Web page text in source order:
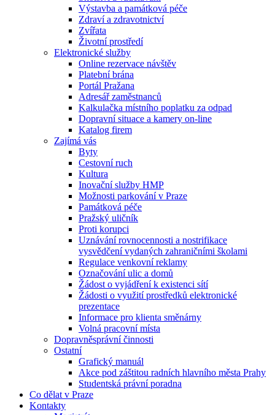
Výstavba a památková péče
Zdraví a zdravotnictví
Zvířata
Životní prostředí
Elektronické služby
Online rezervace návštěv
Platební brána
Portál Pražana
Adresář zaměstnanců
Kalkulačka místního poplatku za odpad
Dopravní situace a kamery on-line
Katalog firem
Zajímá vás
Byty
Cestovní ruch
Kultura
Inovační služby HMP
Možnosti parkování v Praze
Památková péče
Pražský uličník
Proti korupci
Uznávání rovnocennosti a nostrifikace
vysvědčení vydaných zahraničními školami
Regulace venkovní reklamy
Označování ulic a domů
Žádost o vyjádření k existenci sítí
Žádosti o využití prostředků elektronické
prezentace
Informace pro klienta směnárny
Volná pracovní místa
Dopravněsprávní činnosti
Ostatní
Grafický manuál
Akce pod záštitou radních hlavního města Prahy
Studentská právní poradna
Co dělat v Praze
Kontakty